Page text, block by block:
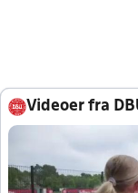
Videoer fra